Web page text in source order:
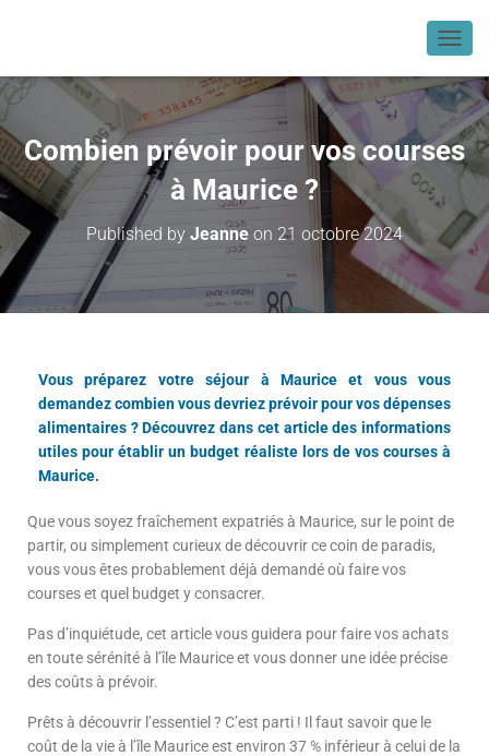
Combien prévoir pour vos courses
à Maurice ?
Published by Jeanne on 21 octobre 2024
Vous préparez votre séjour à Maurice et vous vous
demandez combien vous devriez prévoir pour vos dépenses
alimentaires ? Découvrez dans cet article des informations
utiles pour établir un budget réaliste lors de vos courses à
Maurice.
Que vous soyez fraîchement expatriés à Maurice, sur le point de
partir, ou simplement curieux de découvrir ce coin de paradis,
vous vous êtes probablement déjà demandé où faire vos
courses et quel budget y consacrer.
Pas d’inquiétude, cet article vous guidera pour faire vos achats
en toute sérénité à l’île Maurice et vous donner une idée précise
des coûts à prévoir.
Prêts à découvrir l’essentiel ? C’est parti ! Il faut savoir que le
coût de la vie à l’île Maurice est environ 37 % inférieur à celui de la